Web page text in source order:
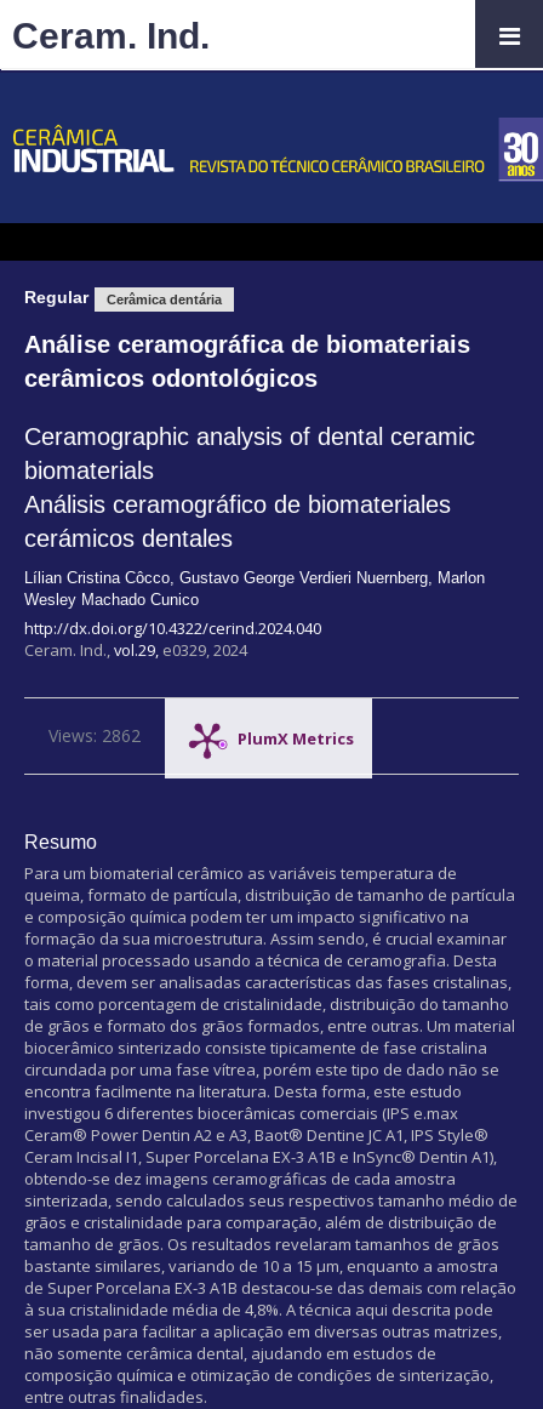
Regular Cerâmica dentária
Análise ceramográfica de biomateriais
cerâmicos odontológicos
Ceramographic analysis of dental ceramic
biomaterials
Análisis ceramográfico de biomateriales
cerámicos dentales
Lílian Cristina Côcco Gustavo George Verdieri Nuernberg
Marlon
Wesley Machado Cunico
http://dx.doi.org/10.4322/cerind.2024.040
Ceram. Ind.,vol.29, e0329, 2024
PlumX Metrics
Views: 2862
Resumo
Para um biomaterial cerâmico as variáveis temperatura de
queima, formato de partícula, distribuição de tamanho de partícula
e composição química podem ter um impacto significativo na
formação da sua microestrutura. Assim sendo, é crucial examinar
o material processado usando a técnica de ceramografia. Desta
forma, devem ser analisadas características das fases cristalinas,
tais como porcentagem de cristalinidade, distribuição do tamanho
de grãos e formato dos grãos formados, entre outras. Um material
biocerâmico sinterizado consiste tipicamente de fase cristalina
circundada por uma fase vítrea, porém este tipo de dado não se
encontra facilmente na literatura. Desta forma, este estudo
investigou 6 diferentes biocerâmicas comerciais (IPS e.max
Ceram® Power Dentin A2 e A3, Baot® Dentine JC A1, IPS Style®
Ceram Incisal I1, Super Porcelana EX-3 A1B e InSync® Dentin A1),
obtendo-se dez imagens ceramográficas de cada amostra
sinterizada, sendo calculados seus respectivos tamanho médio de
grãos e cristalinidade para comparação, além de distribuição de
tamanho de grãos. Os resultados revelaram tamanhos de grãos
bastante similares, variando de 10 a 15 μm, enquanto a amostra
de Super Porcelana EX-3 A1B destacou-se das demais com relação
à sua cristalinidade média de 4,8%. A técnica aqui descrita pode
ser usada para facilitar a aplicação em diversas outras matrizes,
não somente cerâmica dental, ajudando em estudos de
composição química e otimização de condições de sinterização,
entre outras finalidades.
Ceram. Ind.